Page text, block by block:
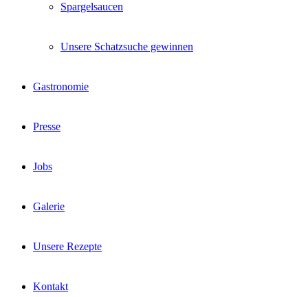
Spargelsaucen
Unsere Schatzsuche gewinnen
Gastronomie
Presse
Jobs
Galerie
Unsere Rezepte
Kontakt